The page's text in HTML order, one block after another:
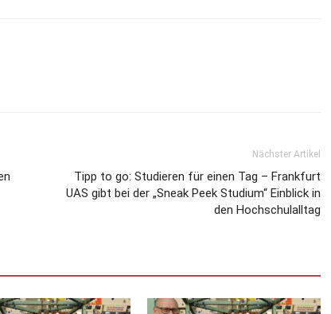
Nächster Artikel
Tipp to go: Studieren für einen Tag – Frankfurt
UAS gibt bei der „Sneak Peek Studium“ Einblick in
den Hochschulalltag